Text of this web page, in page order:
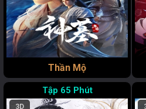
Thần Mộ
65 Phút
3D